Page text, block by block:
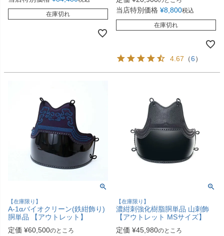
在庫切れ
当店特別価格 ¥8,800税込
在庫切れ
4.67 （6）
【在庫限り】
A-1αバイオクリーン(鉄紺飾り)
胴単品 【アウトレット】
定価 ¥60,500のところ
【在庫限り】
濃紺刺強化樹脂胴単品 山刺飾
【アウトレット MSサイズ】
定価 ¥45,980のところ